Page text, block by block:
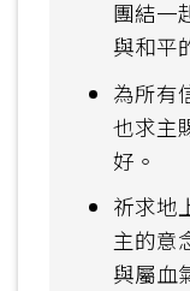
團結一
與和平
為所有
也求主
好。
祈求地
主的意
與屬血